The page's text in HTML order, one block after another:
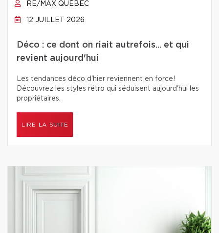
RE/MAX QUÉBEC
12 JUILLET 2026
Déco : ce dont on riait autrefois... et qui
revient aujourd'hui
Les tendances déco d'hier reviennent en force!
Découvrez les styles rétro qui séduisent aujourd'hui les
propriétaires.
LIRE LA SUITE